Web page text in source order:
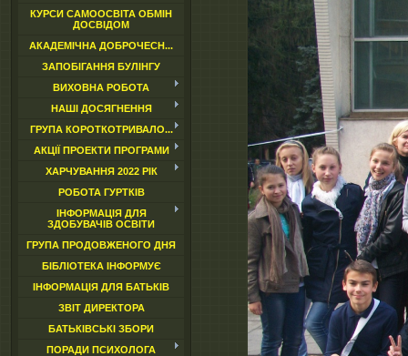
КУРСИ САМООСВІТА ОБМІН
ДОСВІДОМ
АКАДЕМІЧНА ДОБРОЧЕСН...
ЗАПОБІГАННЯ БУЛІНГУ
ВИХОВНА РОБОТА
НАШІ ДОСЯГНЕННЯ
ГРУПА КОРОТКОТРИВАЛО...
АКЦІЇ ПРОЕКТИ ПРОГРАМИ
ХАРЧУВАННЯ 2022 РІК
РОБОТА ГУРТКІВ
ІНФОРМАЦІЯ ДЛЯ
ЗДОБУВАЧІВ ОСВІТИ
ГРУПА ПРОДОВЖЕНОГО ДНЯ
БІБЛІОТЕКА ІНФОРМУЄ
ІНФОРМАЦІЯ ДЛЯ БАТЬКІВ
ЗВІТ ДИРЕКТОРА
БАТЬКІВСЬКІ ЗБОРИ
ПОРАДИ ПСИХОЛОГА